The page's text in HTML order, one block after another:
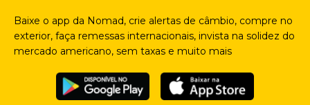
Baixe o app da Nomad, crie alertas de câmbio, compre no
exterior, faça remessas internacionais, invista na solidez do
mercado americano, sem taxas e muito mais